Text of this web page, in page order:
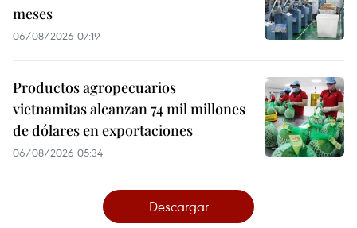
meses
06/08/2026 07:19
Productos agropecuarios
vietnamitas alcanzan 74 mil millones
de dólares en exportaciones
06/08/2026 05:34
Descargar